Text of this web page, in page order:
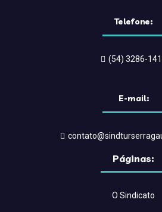
Telefone:
(54) 3286-
E-mail:
Páginas:
O Sindicato